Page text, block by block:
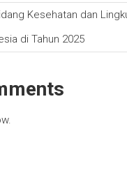
Kesehatan dan
di Tahun 2025